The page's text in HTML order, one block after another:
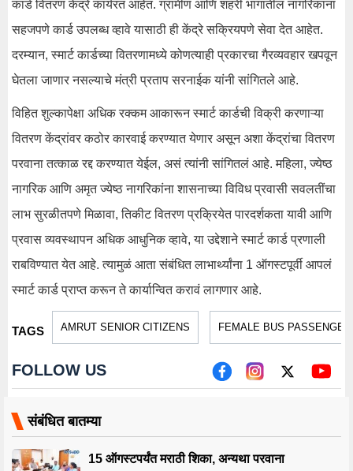
कार्ड वितरण केंद्रे कार्यरत आहेत. ग्रामीण आणि शहरी भागातील नागरिकांना
सहजपणे कार्ड उपलब्ध व्हावे यासाठी ही केंद्रे सक्रियपणे सेवा देत आहेत.
दरम्यान, स्मार्ट कार्डच्या वितरणामध्ये कोणत्याही प्रकारचा गैरव्यवहार खपवून
घेतला जाणार नसल्याचे मंत्री प्रताप सरनाईक यांनी सांगितले आहे.
विहित शुल्कापेक्षा अधिक रक्कम आकारून स्मार्ट कार्डची विक्री करणाऱ्या
वितरण केंद्रांवर कठोर कारवाई करण्यात येणार असून अशा केंद्रांचा वितरण
परवाना तत्काळ रद्द करण्यात येईल, असं त्यांनी सांगितलं आहे. महिला, ज्येष्ठ
नागरिक आणि अमृत ज्येष्ठ नागरिकांना शासनाच्या विविध प्रवासी सवलतींचा
लाभ सुरळीतपणे मिळावा, तिकीट वितरण प्रक्रियेत पारदर्शकता यावी आणि
प्रवास व्यवस्थापन अधिक आधुनिक व्हावे, या उद्देशाने स्मार्ट कार्ड प्रणाली
राबविण्यात येत आहे. त्यामुळं आता संबंधित लाभार्थ्यांना 1 ऑगस्टपूर्वी आपलं
स्मार्ट कार्ड प्राप्त करून ते कार्यान्वित करावं लागणार आहे.
TAGS AMRUT SENIOR CITIZENS FEMALE BUS
FOLLOW US
संबंधित बातम्या
15 ऑगस्टपर्यंत मराठी शिका, अन्यथा परवाना